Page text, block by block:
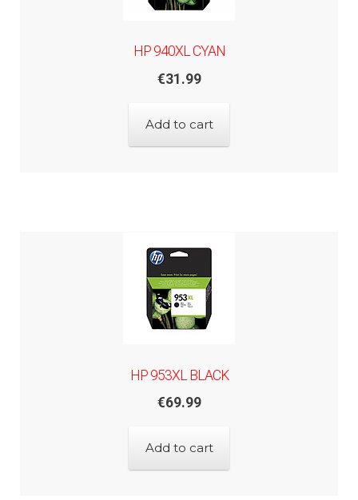
HP 940XL CYAN
€31.99
Add to cart
HP 953XL BLACK
€69.99
Add to cart